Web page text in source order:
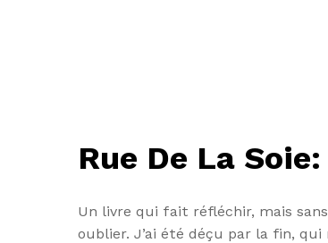
Rue De La
Un livre qui fait réfléchir, mais
oublier. J’ai été déçu par la fin,